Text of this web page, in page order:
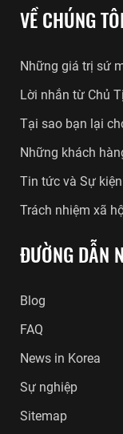
VỀ CHÚNG TÔI
Những giá trị sứ
Lời nhắn từ Chủ
Tại sao bạn lại
Những khách
Tin tức và Sự kiện
Trách nhiệm xã
ĐƯỜNG DẪN
Blog
FAQ
News in Korea
Sự nghiệp
Sitemap